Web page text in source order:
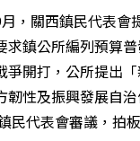
，關西鎮民代表會
求鎮公所編列預算
爭開打，公所提出
韌性及振興發展自
民代表會審議，拍